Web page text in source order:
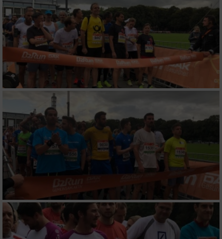
Messung der Werbeleistung
Messung der Performance von Inhalten
Analyse von Zielgruppen durch Statistiken
oder Kombinationen von Daten aus
verschiedenen Quellen
Entwicklung und Verbesserung der Angebote
Verwendung reduzierter Daten zur Auswahl
von Inhalten
IAB-Besonderheiten:
Verwendung genauer Standortdaten
Geräte anhand von aktiv angeforderten
Informationen identifizieren